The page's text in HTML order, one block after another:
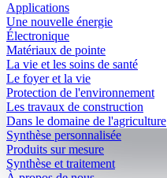
Applications
Une nouvelle énergie
Électronique
Matériaux de pointe
La vie et les soins de santé
Le foyer et la vie
Protection de l'environnement
Les travaux de construction
Dans le domaine de l'agriculture
Synthèse personnalisée
Produits sur mesure
Synthèse et traitement